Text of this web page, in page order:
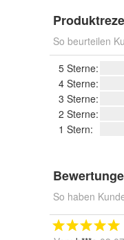
So beurteilen
5 Sterne:
4 Sterne:
3 Sterne:
2 Sterne:
1 Stern:
So haben